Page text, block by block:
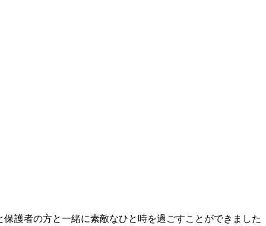
護者の方と一緒に素敵なひと時を過ごすことができました